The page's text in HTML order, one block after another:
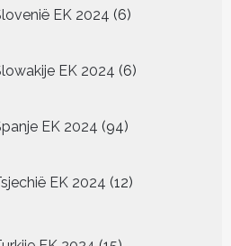
EK 2024 66
EK 2024 6
producten
EK 2024 9494
EK 2024 12
producten